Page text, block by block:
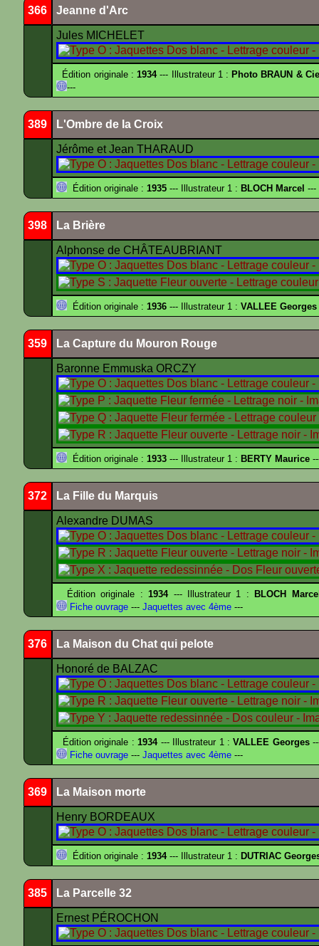
366 Jeanne d'Arc
Jules MICHELET
Édition originale :1934--- Illustrateur 1 : Photo BRAUN &
---
389 L'Ombre de la Croix
Jérôme et Jean THARAUD
Édition originale : 1935 --- Illustrateur 1 : BLOCH Marcel ---
398 La Brière
Alphonse de CHÂTEAUBRIANT
Édition originale : 1936 --- Illustrateur 1 : VALLEE Georges
359 La Capture du Mouron Rouge
Baronne Emmuska ORCZY
Édition originale : 1933 --- Illustrateur 1 : BERTY Maurice
372 La Fille du Marquis
Alexandre DUMAS
Édition originale :1934--- Illustrateur 1 :
BLOCH
Fiche ouvrage --- Jaquettes avec 4ème ---
376 La Maison du Chat qui pelote
Honoré de BALZAC
Édition originale :1934--- Illustrateur 1 :VALLEE Georges
Fiche ouvrage --- Jaquettes avec 4ème ---
369 La Maison morte
Henry BORDEAUX
Édition originale : 1934--- Illustrateur 1 : DUTRIAC
385 La Parcelle 32
Ernest PÉROCHON